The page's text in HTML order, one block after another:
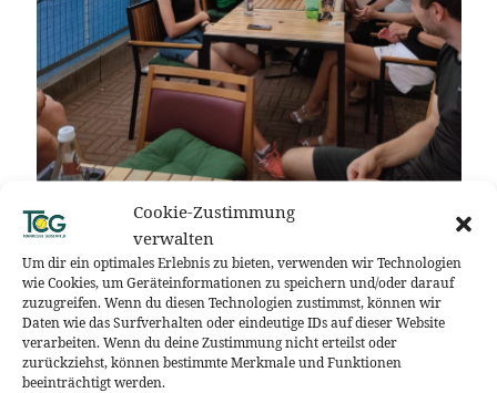
Cookie-Zustimmung
verwalten
Um dir ein optimales Erlebnis zu bieten, verwenden wir Technologien
wie Cookies, um Geräteinformationen zu speichern und/oder darauf
zuzugreifen. Wenn du diesen Technologien zustimmst, können wir
Daten wie das Surfverhalten oder eindeutige IDs auf dieser Website
verarbeiten. Wenn du deine Zustimmung nicht erteilst oder
zurückziehst, können bestimmte Merkmale und Funktionen
beeinträchtigt werden.
Schleiferlturnier wieder mit
guter Beteiligung
Insgesamt 28 Spielerinnen und Spieler aller
Könnensstufen beteiligten sich am diesjährigen